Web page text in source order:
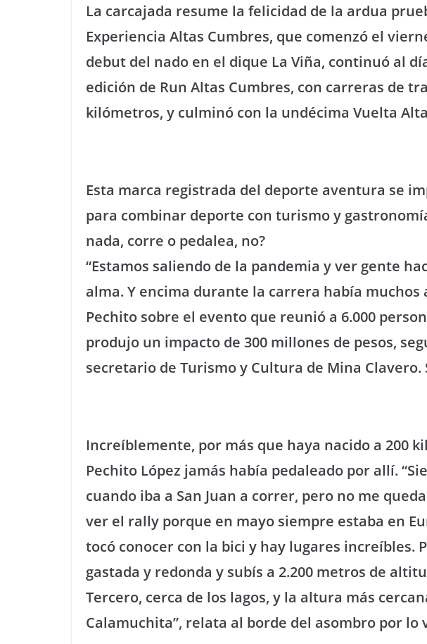
La carcajada resume la felicidad de la ardua
Experiencia Altas Cumbres, que comenzó el
debut del nado en el dique La Viña, continuó al
edición de Run Altas Cumbres, con carreras de
kilómetros, y culminó con la undécima Vuelta
Esta marca registrada del deporte aventura se
para combinar deporte con turismo y
nada, corre o pedalea, no?
“Estamos saliendo de la pandemia y ver gente
alma. Y encima durante la carrera había muchos
Pechito sobre el evento que reunió a 6.000
produjo un impacto de 300 millones de pesos,
secretario de Turismo y Cultura de Mina Clavero.
Increíblemente, por más que haya nacido a 200
Pechito López jamás había pedaleado por allí.
cuando iba a San Juan a correr, pero no me
ver el rally porque en mayo siempre estaba en
tocó conocer con la bici y hay lugares increíbles.
gastada y redonda y subís a 2.200 metros de
Tercero, cerca de los lagos, y la altura más
Calamuchita”, relata al borde del asombro por lo